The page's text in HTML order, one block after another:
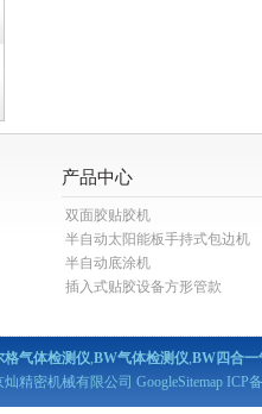
产品中心
双面胶贴胶机
半自动太阳能板手持式包边机
半自动底涂机
插入式贴胶设备方形管款
格气体检测仪,BW气体检测仪,BW四合一
灿精密机械有限公司 GoogleSitemap ICP